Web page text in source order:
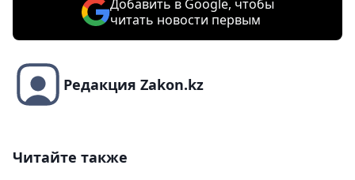
Добавить в Google, чтобы
читать новости первым
Редакция Zakon.kz
Читайте также